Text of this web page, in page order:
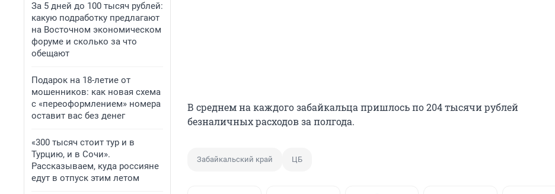
За 5 дней до 100 тысяч рублей:
какую подработку предлагают
на Восточном экономическом
форуме и сколько за что
обещают
Подарок на 18-летие от
мошенников: как новая схема
с «переоформлением» номера
оставит вас без денег
«300 тысяч стоит тур и в
Турцию, и в Сочи».
Рассказываем, куда россияне
едут в отпуск этим летом
В среднем на каждого забайкальца пришлось по 204 тысячи рублей
безналичных расходов за полгода.
Забайкальский край ЦБ